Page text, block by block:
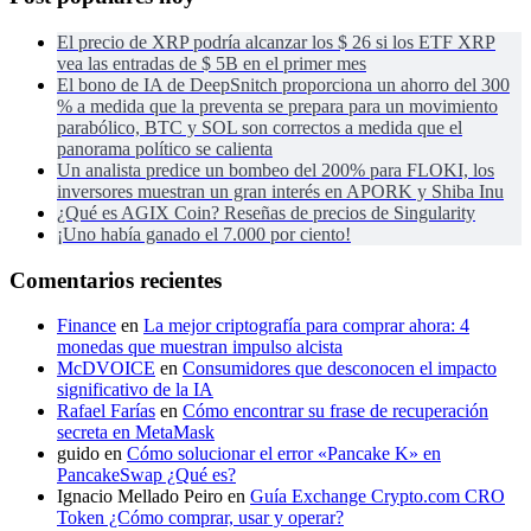
El precio de XRP podría alcanzar los $ 26 si los ETF XRP
vea las entradas de $ 5B en el primer mes
El bono de IA de DeepSnitch proporciona un ahorro del 300
% a medida que la preventa se prepara para un movimiento
parabólico, BTC y SOL son correctos a medida que el
panorama político se calienta
Un analista predice un bombeo del 200% para FLOKI, los
inversores muestran un gran interés en APORK y Shiba Inu
¿Qué es AGIX Coin? Reseñas de precios de Singularity
¡Uno había ganado el 7.000 por ciento!
Comentarios recientes
Finance en La mejor criptografía para comprar ahora: 4
monedas que muestran impulso alcista
McDVOICE en Consumidores que desconocen el impacto
significativo de la IA
Rafael Farías en Cómo encontrar su frase de recuperación
secreta en MetaMask
guido en Cómo solucionar el error «Pancake K» en
PancakeSwap ¿Qué es?
Ignacio Mellado Peiro en Guía Exchange Crypto.com CRO
Token ¿Cómo comprar, usar y operar?